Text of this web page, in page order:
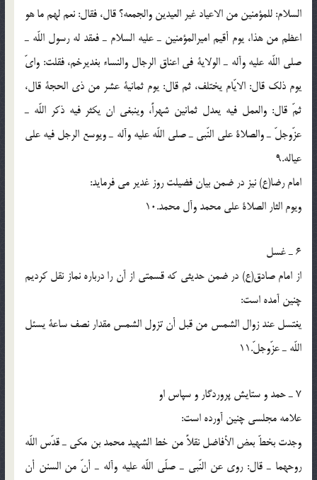
السلام: للمؤمنين من الاعياد غير العيدين والجمعه؟ قال، فقال: نعم لهم ما هو
اعظم من هذا، يوم أقيم اميرالمؤمنين ـ عليه السلام ـ فعقد له رسول اللّه ـ
صلى اللّه عليه وآله ـ الولاية فى اعناق الرجال والنساء بغديرخم، فقلت: واىّ
يوم ذلك قال: الايّام يختلف، ثم قال: يوم ثمانية عشر من ذى الحجة قال،
ثمّ قال: والعمل فيه يعدل ثمانين شهراً، وينبغى ان يكثر فيه ذكر اللّه ـ
عزّوجلّ ـ والصلاة على النّبي ـ صلى اللّه عليه وآله ـ ويوسع الرجل فيه على
عياله.9
امام رضا(ع) نيز در ضمن بيان فضيلت روز غدير مى فرمايد:
ويوم الثار الصلاة على محمد وآل محمد.10
6 ـ غسل
از امام صادق(ع) در ضمن حديثى كه قسمتى از آن را درباره نماز نقل كرديم
چنين آمده است:
يغتسل عند زوال الشمس من قبل أن تزول الشمس مقدار نصف ساعة يسئل
اللّه ـ عزّوجلّ.11
7 ـ حمد و ستايش پروردگار و سپاس او
علامه مجلسى چنين آورده است:
وجدت بخطّ بعض الأفاضل نقلاً من خط الشهيد محمد بن مكى ـ قدّس اللّه
روحهما ـ قال: روى عن النّبى ـ صلّى اللّه عليه وآله ـ أنّ من السنن أن